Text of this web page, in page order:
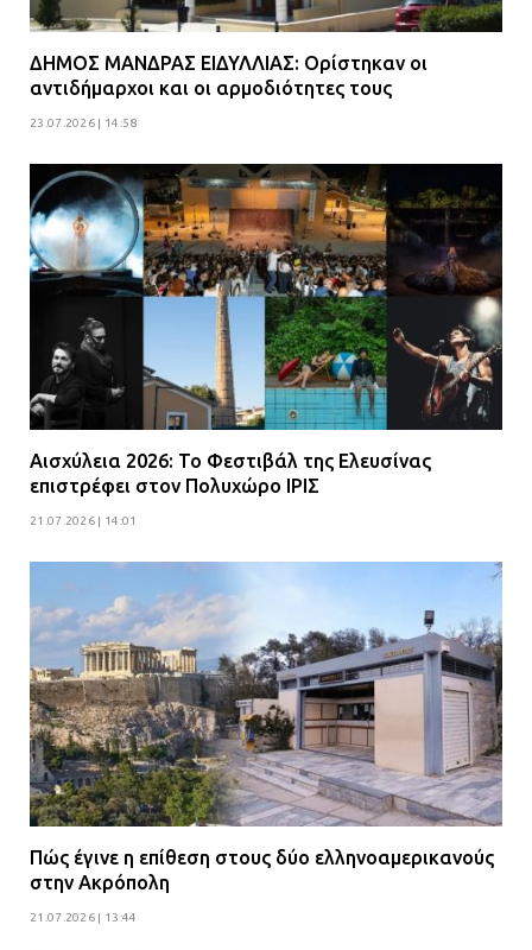
ΔΗΜΟΣ ΜΑΝΔΡΑΣ ΕΙΔΥΛΛΙΑΣ: Ορίστηκαν οι
αντιδήμαρχοι και οι αρμοδιότητες τους
23.07.2026 | 14:58
Αισχύλεια 2026: Το Φεστιβάλ της Ελευσίνας
επιστρέφει στον Πολυχώρο ΙΡΙΣ
21.07.2026 | 14:01
Πώς έγινε η επίθεση στους δύο ελληνοαμερικανούς
στην Ακρόπολη
21.07.2026 | 13:44